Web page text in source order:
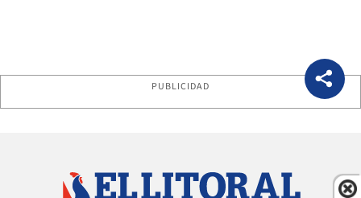
PUBLICIDAD